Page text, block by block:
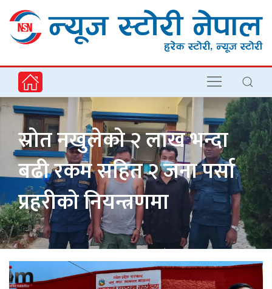
स्रोत नखुलेको २ लाख भन्दा
बढी रकम सहित २ जना पर्सा
प्रहरीको नियन्त्रणमा